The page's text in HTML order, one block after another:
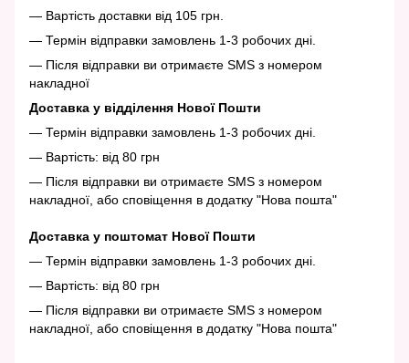
— Вартість доставки від 105 грн.
— Термін відправки замовлень 1-3 робочих дні.
— Після відправки ви отримаєте SMS з номером
накладної
Доставка у відділення Нової Пошти
— Термін відправки замовлень 1-3 робочих дні.
— Вартість: від 80 грн
— Після відправки ви отримаєте SMS з номером
накладної, або сповіщення в додатку "Нова пошта"
Доставка у поштомат Нової Пошти
— Термін відправки замовлень 1-3 робочих дні.
— Вартість: від 80 грн
— Після відправки ви отримаєте SMS з номером
накладної, або сповіщення в додатку "Нова пошта"